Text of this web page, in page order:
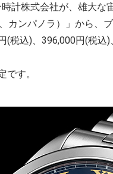
計株式会社が、雄大な
カンパノラ）」から、
(税込)、396,000円(税
す。